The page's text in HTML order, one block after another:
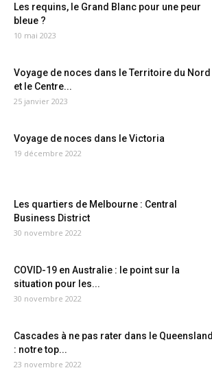
Les requins, le Grand Blanc pour une peur
bleue ?
10 mai 2023
Voyage de noces dans le Territoire du Nord
et le Centre...
25 janvier 2023
Voyage de noces dans le Victoria
19 décembre 2022
Les quartiers de Melbourne : Central
Business District
30 novembre 2022
COVID-19 en Australie : le point sur la
situation pour les...
30 novembre 2022
Cascades à ne pas rater dans le Queensland
: notre top...
23 novembre 2022